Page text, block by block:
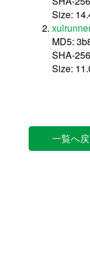
Size:
MD5:
SHA-
Size:
一覧へ